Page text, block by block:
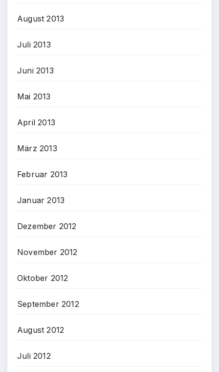
August 2013
Juli 2013
Juni 2013
Mai 2013
April 2013
März 2013
Februar 2013
Januar 2013
Dezember 2012
November 2012
Oktober 2012
September 2012
August 2012
Juli 2012